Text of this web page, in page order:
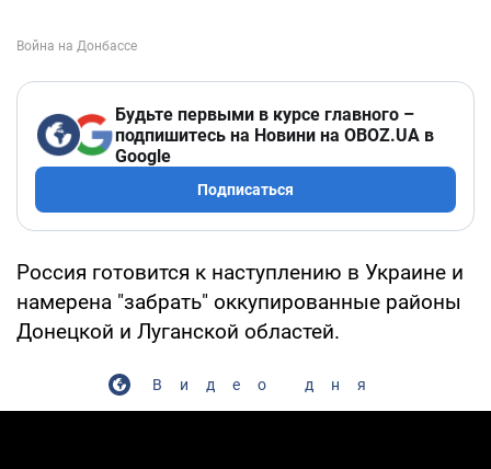
Будьте первыми в курсе главного –
подпишитесь на Новини на OBOZ.UA в
Google
Подписаться
Россия готовится к наступлению в Украине и
намерена "забрать" оккупированные районы
Донецкой и Луганской областей.
Видео дня